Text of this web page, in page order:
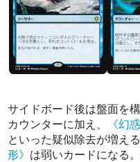
サイドボード後は盤面を
カウンターに加え、
《幻
といった疑似除去が増え
形》 は弱いカードになる。